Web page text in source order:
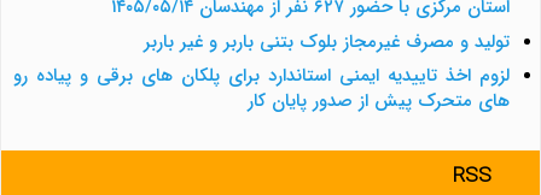
استان مرکزی با حضور ۶۲۷ نفر از مهندسان ۱۴۰۵/۰۵/۱۴
تولید و مصرف غیرمجاز بلوک بتنی باربر و غیر باربر
لزوم اخذ تاییدیه ایمنی استاندارد برای پلکان های برقی و پیاده رو
های متحرک پیش از صدور پایان کار
RSS